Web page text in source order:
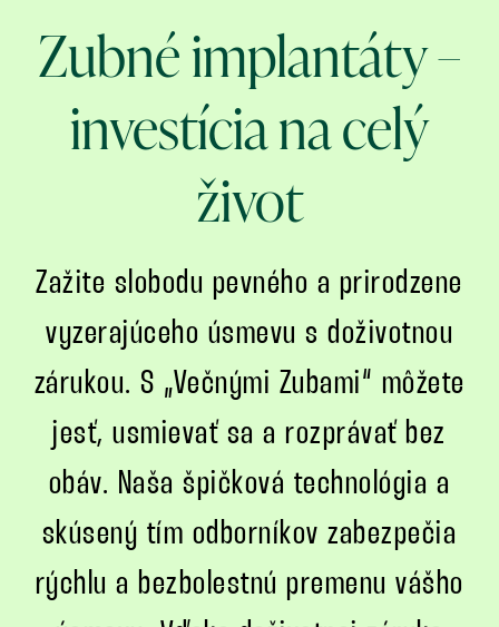
Zubné implantáty –
investícia na celý
život
Zažite slobodu pevného a prirodzene
vyzerajúceho úsmevu s doživotnou
zárukou. S „Večnými Zubami“ môžete
jesť, usmievať sa a rozprávať bez
obáv. Naša špičková technológia a
skúsený tím odborníkov zabezpečia
rýchlu a bezbolestnú premenu vášho